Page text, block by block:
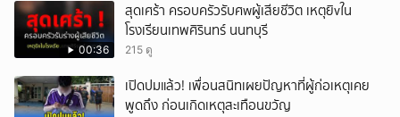
00:36
สุดเศร้า ครอบครัวรับศwผู้เสียชีวิต เหตุยิvใน
โรงเรียนเทพศิรินทร์ นนทบุรี
215 ดู
เปิดปมแล้ว! เพื่อนสนิทเผยปัญหาที่ผู้ก่อเหตุเคย
พูดถึง ก่อนเกิดเหตุสะเทือนขวัญ